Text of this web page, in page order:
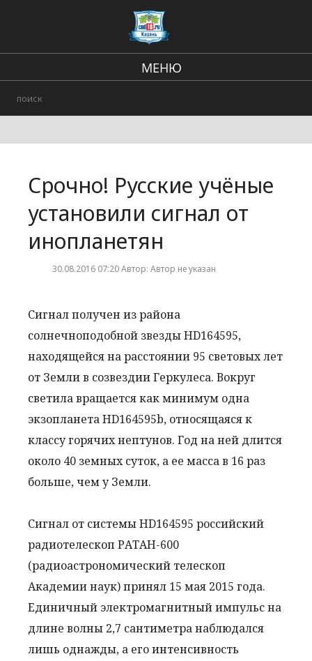
МЕНЮ
Городские события
Срочно! Русские учёные
установили сигнал от
инопланетян
30.08.2016 07:20 Автор: Автор не указан
Сигнал получен из района
солнечноподобной звезды HD164595,
находящейся на расстоянии 95 световых лет
от Земли в созвездии Геркулеса. Вокруг
светила вращается как минимум одна
экзопланета HD164595b, относящаяся к
классу горячих нептунов. Год на ней длится
около 40 земных суток, а ее масса в 16 раз
больше, чем у Земли.
Сигнал от системы HD164595 российский
радиотелескоп РАТАН-600
(радиоастрономический телескоп
Академии наук) принял 15 мая 2015 года.
Единичный электромагнитный импульс на
длине волны 2,7 сантиметра наблюдался
лишь однажды, а его интенсивность